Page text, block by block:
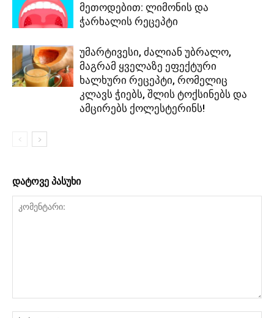
მეთოდებით: ლიმონის და
ჭარხალის რეცეპტი
უმარტივესი, ძალიან უბრალო,
მაგრამ ყველაზე ეფექტური
ხალხური რეცეპტი, რომელიც
კლავს ჭიებს, შლის ტოქსინებს და
ამცირებს ქოლესტერინს!
დატოვე პასუხი